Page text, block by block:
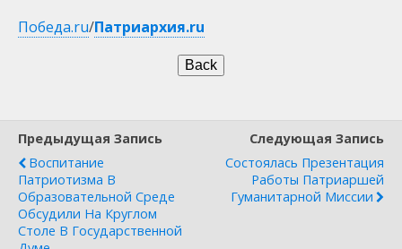
Победа.ru/Патриархия.ru
Предыдущая Запись
Воспитание
Патриотизма В
Образовательной Среде
Обсудили На Круглом
Столе В Государственной
Следующая Запись
Состоялась Презентация
Работы Патриаршей
Гуманитарной Миссии